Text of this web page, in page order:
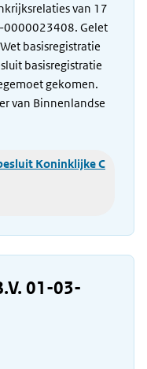
van 17
0000023408. Gelet
basisregistratie
basisregistratie
gekomen.
van Binnenlandse
Koninklijke C
01-03-